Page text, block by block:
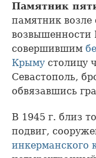
Памятник
памятник возле
возвышенности
совершившим
Крымустолицу
Севастополь,
обвязавшись
В 1945 г. близ
подвиг,
инкерманского